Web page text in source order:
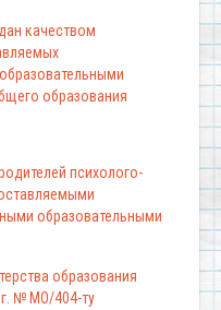
качеством
образования
психолого-
образовательными
образования
№ МО/404-ту